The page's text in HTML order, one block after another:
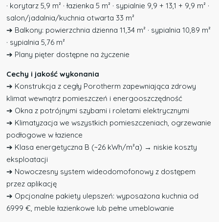
· korytarz 5,9 m² · łazienka 5 m² · sypialnie 9,9 + 13,1 + 9,9 m² ·
salon/jadalnia/kuchnia otwarta 33 m²
➔ Balkony: powierzchnia dzienna 11,34 m² · sypialnia 10,89 m²
· sypialnia 5,76 m²
➔ Plany pięter dostępne na życzenie
Cechy i jakość wykonania
➔ Konstrukcja z cegły Porotherm zapewniająca zdrowy
klimat wewnątrz pomieszczeń i energooszczędność
➔ Okna z potrójnymi szybami i roletami elektrycznymi
➔ Klimatyzacja we wszystkich pomieszczeniach, ogrzewanie
podłogowe w łazience
➔ Klasa energetyczna B (~26 kWh/m²a) → niskie koszty
eksploatacji
➔ Nowoczesny system wideodomofonowy z dostępem
przez aplikację
➔ Opcjonalne pakiety ulepszeń: wyposażona kuchnia od
6999 €, meble łazienkowe lub pełne umeblowanie